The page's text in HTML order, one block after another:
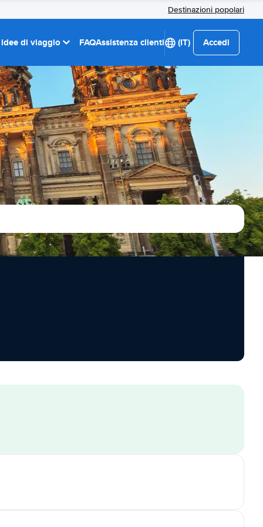
Destinazioni popolari
di viaggio FAQAssistenza clienti (IT) Accedi